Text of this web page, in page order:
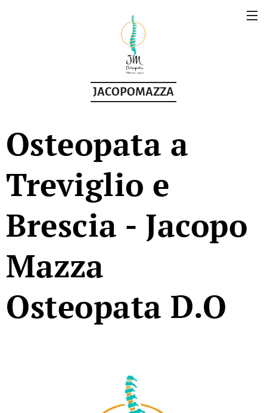
JACOPOMAZZA
Osteopata a
Treviglio e
Brescia - Jacopo
Mazza
Osteopata D.O